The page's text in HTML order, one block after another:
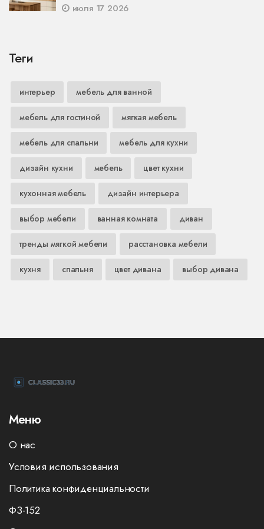
июля 17 2026
Теги
интерьер мебель для ванной
мебель для гостиной мягкая мебель
мебель для спальни мебель для кухни
дизайн кухни мебель цвет кухни
кухонная мебель дизайн интерьера
выбор мебели ванная комната диван
тренды мягкой мебели расстановка мебели
кухня спальня цвет дивана выбор дивана
Меню
О нас
Условия использования
Политика конфиденциальности
ФЗ-152